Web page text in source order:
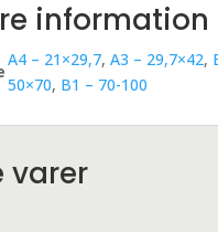
information
A4 – 21×29,7,A3 – 29,7×42,
50×70, B1 – 70-100
varer